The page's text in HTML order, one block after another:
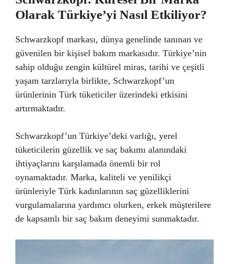
Olarak Türkiye’yi Nasıl Etkiliyor?
Schwarzkopf markası, dünya genelinde tanınan ve
güvenilen bir kişisel bakım markasıdır. Türkiye’nin
sahip olduğu zengin kültürel miras, tarihi ve çeşitli
yaşam tarzlarıyla birlikte, Schwarzkopf’un
ürünlerinin Türk tüketiciler üzerindeki etkisini
artırmaktadır.
Schwarzkopf’un Türkiye’deki varlığı, yerel
tüketicilerin güzellik ve saç bakımı alanındaki
ihtiyaçlarını karşılamada önemli bir rol
oynamaktadır. Marka, kaliteli ve yenilikçi
ürünleriyle Türk kadınlarının saç güzelliklerini
vurgulamalarına yardımcı olurken, erkek müşterilere
de kapsamlı bir saç bakım deneyimi sunmaktadır.